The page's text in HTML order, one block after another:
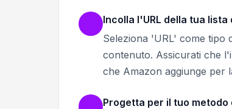
Incolla l'URL della tua lista
Seleziona 'URL' come tipo
contenuto. Assicurati che
che Amazon aggiunge per
Progetta per il tuo metodo